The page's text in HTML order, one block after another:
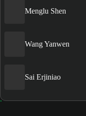
Menglu Shen
Wang Yanwen
Sai Erjiniao